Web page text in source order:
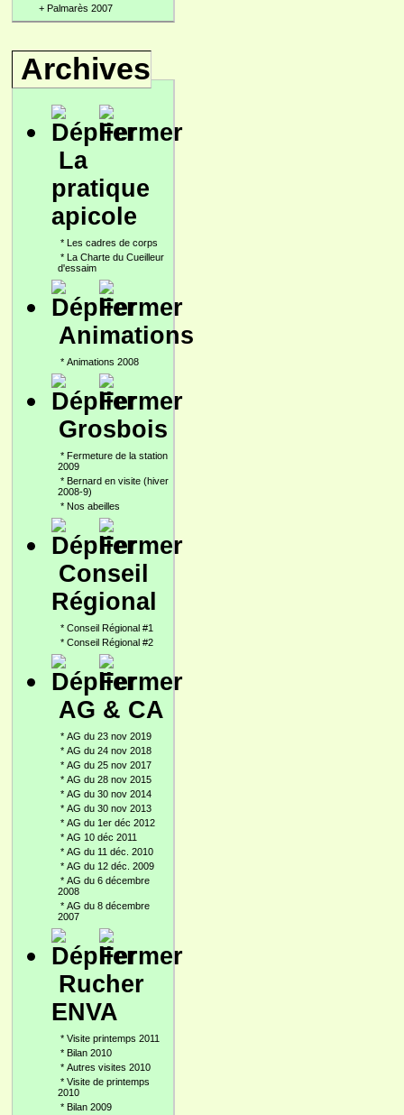
+ Palmarès 2007
Archives
La
pratique
apicole
* Les cadres de corps
* La Charte du Cueilleur
d'essaim
Animations
* Animations 2008
Grosbois
* Fermeture de la station
2009
* Bernard en visite (hiver
2008-9)
* Nos abeilles
Conseil
Régional
* Conseil Régional #1
* Conseil Régional #2
AG & CA
* AG du 23 nov 2019
* AG du 24 nov 2018
* AG du 25 nov 2017
* AG du 28 nov 2015
* AG du 30 nov 2014
* AG du 30 nov 2013
* AG du 1er déc 2012
* AG 10 déc 2011
* AG du 11 déc. 2010
* AG du 12 déc. 2009
* AG du 6 décembre
2008
* AG du 8 décembre
2007
Rucher
ENVA
* Visite printemps 2011
* Bilan 2010
* Autres visites 2010
* Visite de printemps
2010
* Bilan 2009